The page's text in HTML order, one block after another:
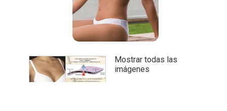
Mostrar todas las
imágenes